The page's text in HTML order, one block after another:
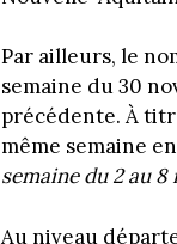
Par ailleurs, le
semaine du 30
précédente. À
même semaine
semaine du 2 au 8
Au niveau